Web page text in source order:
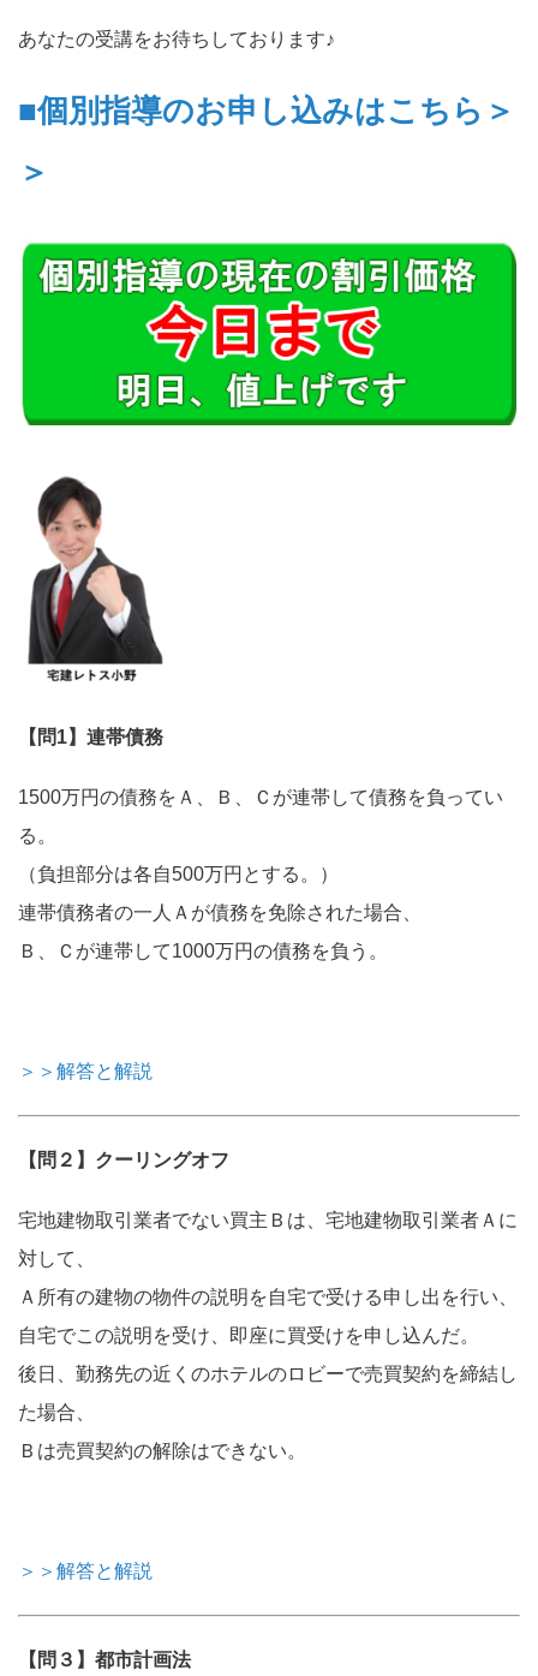
あなたの受講をお待ちしております♪
■個別指導のお申し込みはこちら＞
＞
【問1】連帯債務
1500万円の債務をＡ、Ｂ、Ｃが連帯して債務を負ってい
る。
（負担部分は各自500万円とする。）
連帯債務者の一人Ａが債務を免除された場合、
Ｂ、Ｃが連帯して1000万円の債務を負う。
＞＞解答と解説
【問２】クーリングオフ
宅地建物取引業者でない買主Ｂは、宅地建物取引業者Ａに
対して、
Ａ所有の建物の物件の説明を自宅で受ける申し出を行い、
自宅でこの説明を受け、即座に買受けを申し込んだ。
後日、勤務先の近くのホテルのロビーで売買契約を締結し
た場合、
Ｂは売買契約の解除はできない。
＞＞解答と解説
【問３】都市計画法